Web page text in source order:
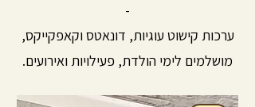
-
ערכות קישוט עוגיות, דונאטס וקאפקייקס,
מושלמים לימי הולדת, פעילויות ואירועים.